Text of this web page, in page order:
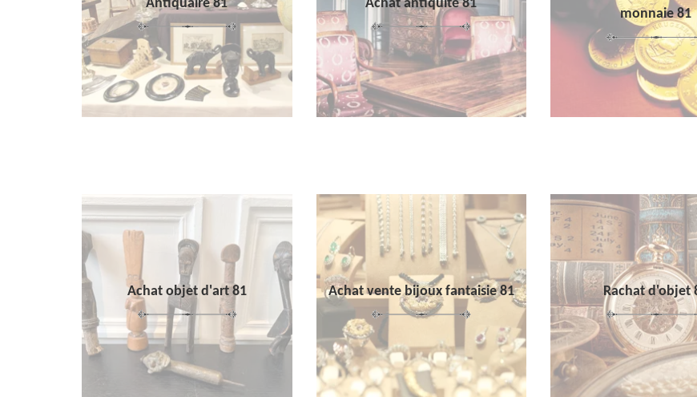
monnaie 81
Achat objet d'art 81 Achat vente bijoux fantaisie 81 Rachat d'objet